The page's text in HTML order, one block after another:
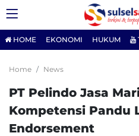
HOME EKONOMI HUKUM
Home News
PT Pelindo Jasa
Kompetensi Pandu
Endorsement